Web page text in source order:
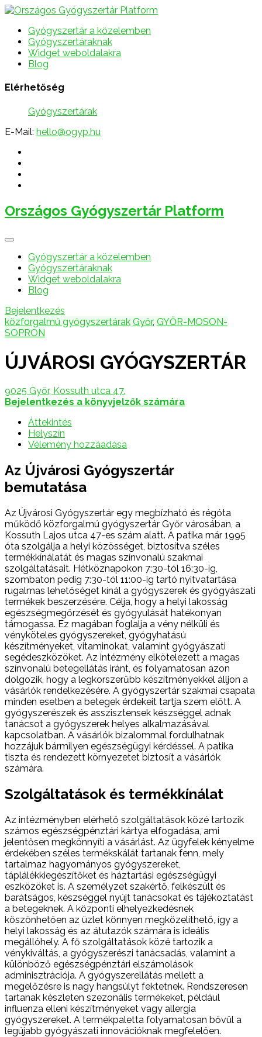
Gyógyszertár a közelemben
Gyógyszertáraknak
Widget weboldalakra
Blog
Elérhetőség
Gyógyszertárak
E-Mail: hello@ogyp.hu
Országos Gyógyszertár Platform
Gyógyszertár a közelemben
Gyógyszertáraknak
Widget weboldalakra
Blog
Bejelentkezés
közforgalmú gyógyszertárak Győr, GYŐR-MOSON-
SOPRON
ÚJVÁROSI GYÓGYSZERTÁR
9025 Győr, Kossuth utca 47.
Bejelentkezés a könyvjelzők számára
Áttekintés
Helyszín
Vélemény hozzáadása
Az Újvárosi Gyógyszertár
bemutatása
Az Újvárosi Gyógyszertár egy megbízható és régóta
működő közforgalmú gyógyszertár Győr városában, a
Kossuth Lajos utca 47-es szám alatt. A patika már 1995
óta szolgálja a helyi közösséget, biztosítva széles
termékkínálatát és magas színvonalú szakmai
szolgáltatásait. Hétköznapokon 7:30-tól 16:30-ig,
szombaton pedig 7:30-tól 11:00-ig tartó nyitvatartása
rugalmas lehetőséget kínál a gyógyszerek és gyógyászati
termékek beszerzésére. Célja, hogy a helyi lakosság
egészségmegőrzését és gyógyulását hatékonyan
támogassa. Ez magában foglalja a vény nélküli és
vényköteles gyógyszereket, gyógyhatású
készítményeket, vitaminokat, valamint gyógyászati
segédeszközöket. Az intézmény elkötelezett a magas
színvonalú betegellátás iránt, és folyamatosan azon
dolgozik, hogy a legkorszerűbb készítményekkel álljon a
vásárlók rendelkezésére. A gyógyszertár szakmai csapata
minden esetben a betegek érdekeit tartja szem előtt. A
gyógyszerészek és asszisztensek készséggel adnak
tanácsot a gyógyszerek helyes alkalmazásával
kapcsolatban. A vásárlók bizalommal fordulhatnak
hozzájuk bármilyen egészségügyi kérdéssel. A patika
tiszta és rendezett környezetet biztosít a vásárlók
számára.
Szolgáltatások és termékkínálat
Az intézményben elérhető szolgáltatások közé tartozik
számos egészségpénztári kártya elfogadása, ami
jelentősen megkönnyíti a vásárlást. Az ügyfelek kényelme
érdekében széles termékskálát tartanak fenn, mely
tartalmaz hagyományos gyógyszereket,
táplálékkiegészítőket és háztartási egészségügyi
eszközöket is. A személyzet szakértő, felkészült és
barátságos, készséggel nyújt tanácsokat és tájékoztatást
a betegeknek. A központi elhelyezkedésnek
köszönhetően az üzlet könnyen megközelíthető, így a
helyi lakosság és az átutazók számára is ideális
megállóhely. A fő szolgáltatások közé tartozik a
vénykiváltás, a gyógyszerészi tanácsadás, valamint a
különböző egészségpénztári elszámolások
adminisztrációja. A gyógyszerellátás mellett a
megelőzésre is nagy hangsúlyt fektetnek. Rendszeresen
tartanak készleten szezonális termékeket, például
influenza elleni készítményeket vagy allergia
gyógyszereket. A termékpaletta folyamatosan bővül a
legújabb gyógyászati innovációknak megfelelően.